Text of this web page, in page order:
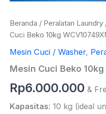
Beranda / Peralatan Laundry
Cuci Beko 10kg
Mesin Cuci / Washer,
Mesin Cuci Beko
Rp6.000.000 &
Kapasitas: 10 kg (ideal